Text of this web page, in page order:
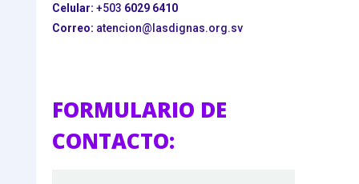
Celular: +503 6029 6410
Correo: atencion@lasdignas.org.sv
FORMULARIO DE
CONTACTO: